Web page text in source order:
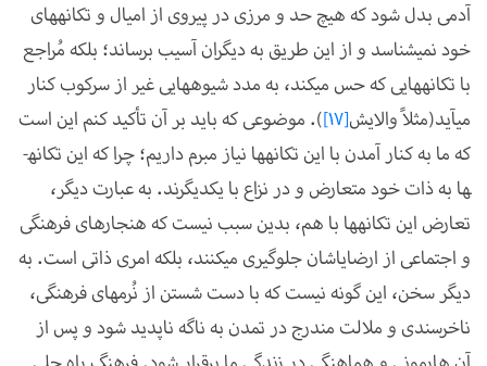
آدمی بدل شود که هیچ حد و مرزی در پیروی از امیال و تکانه­های
خود نمی­شناسد و از این طریق به دیگران آسیب برساند؛ بلکه مُراجع
با تکانه­هایی که حس می­کند، به مدد شیوه­هایی غیر از سرکوب کنار
می­آید(مثلاً والایش[17]). موضوعی که باید بر آن تأکید کنم این است
که ما به کنار آمدن با این تکانه­ها نیاز مبرم داریم؛ چرا که این تکانه­
ها به ذات خود متعارض و در نزاع با یک­دیگرند. به عبارت دیگر،
تعارض این تکانه­ها با هم، بدین سبب نیست که هنجار­های فرهنگی
و اجتماعی از ارضای­اشان جلوگیری می­کنند، بلکه امری ذاتی است. به
دیگر سخن، این گونه نیست که با دست شستن از نُرم­های فرهنگی،
ناخرسندی و ملالت مندرج در تمدن به ناگه ناپدید شود و پس از